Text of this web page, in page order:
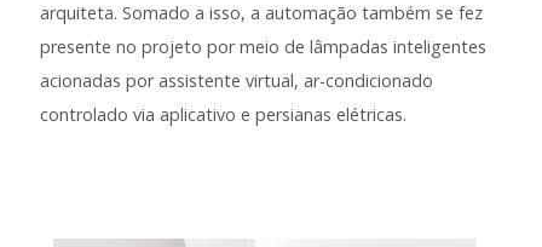
arquiteta. Somado a isso, a automação também se fez
presente no projeto por meio de lâmpadas inteligentes
acionadas por assistente virtual, ar-condicionado
controlado via aplicativo e persianas elétricas.